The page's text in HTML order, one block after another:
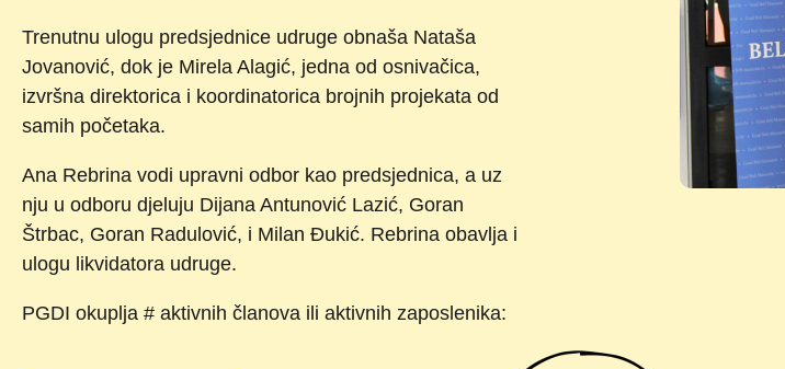
Trenutnu ulogu predsjednice udruge obnaša Nataša
Jovanović, dok je Mirela Alagić, jedna od osnivačica,
izvršna direktorica i koordinatorica brojnih projekata od
samih početaka.
Ana Rebrina vodi upravni odbor kao predsjednica, a uz
nju u odboru djeluju Dijana Antunović Lazić, Goran
Štrbac, Goran Radulović, i Milan Đukić. Rebrina obavlja i
ulogu likvidatora udruge.
PGDI okuplja # aktivnih članova ili aktivnih zaposlenika: